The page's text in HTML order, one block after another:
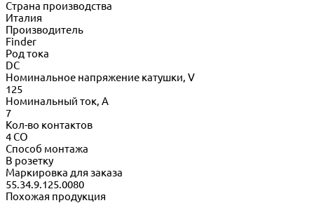
Страна производства
Италия
Производитель
Finder
Род тока
DC
Номинальное напряжение катушки, V
125
Номинальный ток, А
7
Кол-во контактов
4 CO
Способ монтажа
В розетку
Маркировка для заказа
55.34.9.125.0080
Похожая продукция